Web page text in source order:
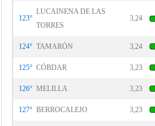
123°
LUCAINENA DE LAS
TORRES
3,24
124° TAMARÓN 3,24
125° CÓBDAR 3,23
126° MELILLA 3,23
127° BERROCALEJO 3,23